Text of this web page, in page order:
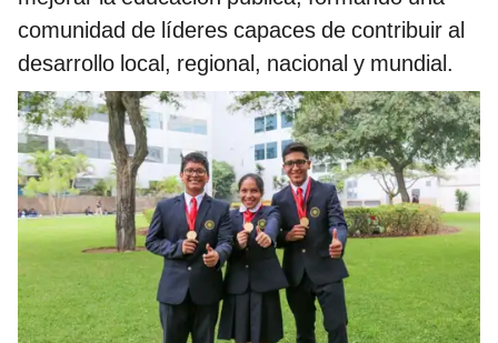
comunidad de líderes capaces de contribuir al
desarrollo local, regional, nacional y mundial.